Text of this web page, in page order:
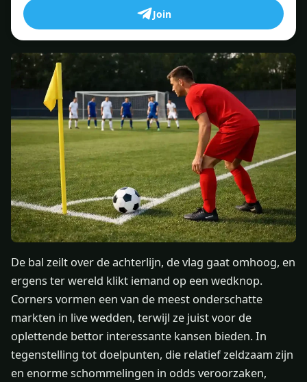
Join
De bal zeilt over de achterlijn, de vlag gaat omhoog, en
ergens ter wereld klikt iemand op een wedknop.
Corners vormen een van de meest onderschatte
markten in live wedden, terwijl ze juist voor de
oplettende bettor interessante kansen bieden. In
tegenstelling tot doelpunten, die relatief zeldzaam zijn
en enorme schommelingen in odds veroorzaken,